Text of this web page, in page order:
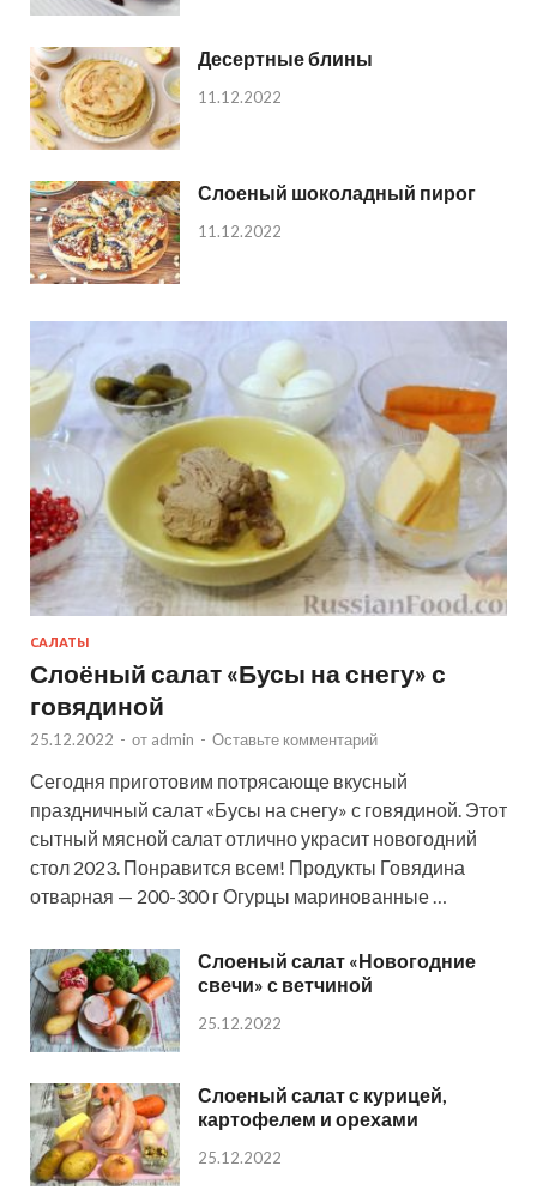
Десертные блины
11.12.2022
Слоеный шоколадный пирог
11.12.2022
САЛАТЫ
Слоёный салат «Бусы на снегу» с
говядиной
25.12.2022 - от admin - Оставьте комментарий
Сегодня приготовим потрясающе вкусный
праздничный салат «Бусы на снегу» с говядиной. Этот
сытный мясной салат отлично украсит новогодний
стол 2023. Понравится всем! Продукты Говядина
отварная — 200-300 г Огурцы маринованные …
Слоеный салат «Новогодние
свечи» с ветчиной
25.12.2022
Слоеный салат с курицей,
картофелем и орехами
25.12.2022